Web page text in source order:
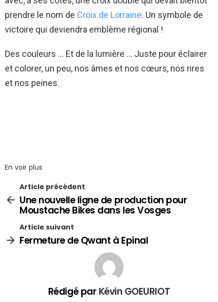
prendre le nom de Croix de Lorraine. Un symbole de
victoire qui deviendra emblème régional !
Des couleurs … Et de la lumière … Juste pour éclairer
et colorer, un peu, nos âmes et nos cœurs, nos rires
et nos peines.
En voir plus
Article précédent
Une nouvelle ligne de production pour
Moustache Bikes dans les Vosges
Article suivant
Fermeture de Qwant à Epinal
Rédigé par Kévin GOEURIOT